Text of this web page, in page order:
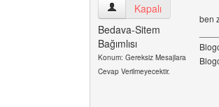
blogcu-abi Kullanıcının
Kapalı
Bedava-Sitem
Bağımlısı
Konum: Gereksiz Mesajlara
Cevap Verilmeyecektir.
ben